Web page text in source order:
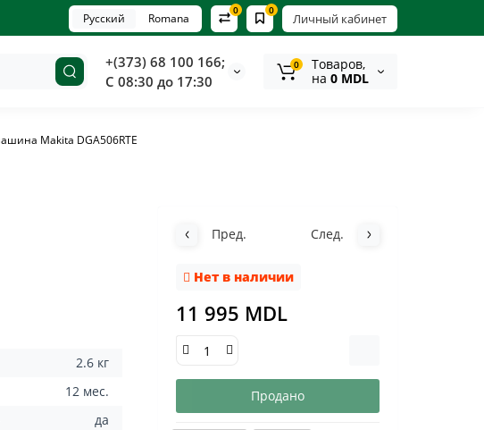
Личный кабинет
0
0
Русский Romana
+(373) 68 100 166;
С 08:30 до 17:30
0
Tоваров,
на 0 MDL
Makita DGA506RTE
2.6 кг
12 мес.
да
Пред. След.
Нет в наличии
11 995 MDL
Продано